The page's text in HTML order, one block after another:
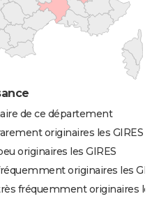
de ce département
originaires les GIRES
originaires les GIRES
originaires les
fréquemment originaires